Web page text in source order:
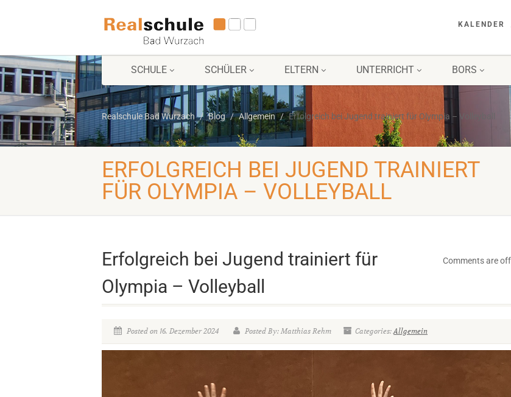
KALENDER
SCHULE SCHÜLER ELTERN UNTERRICHT BORS
Realschule Bad Wurzach Blog Allgemein Erfolgreich bei Jugend trainiert für Olympia – Volleyball
ERFOLGREICH BEI JUGEND TRAINIERT
FÜR OLYMPIA – VOLLEYBALL
Comments are
Erfolgreich bei Jugend trainiert für
Olympia – Volleyball
Posted on 16. Dezember 2024 Posted By: Matthias Rehm Categories:Allgemein